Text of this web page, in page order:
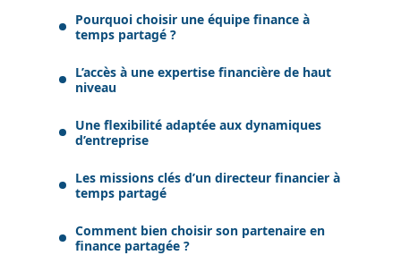
Pourquoi choisir une équipe finance à
temps partagé ?
L’accès à une expertise financière de haut
niveau
Une flexibilité adaptée aux dynamiques
d’entreprise
Les missions clés d’un directeur financier à
temps partagé
Comment bien choisir son partenaire en
finance partagée ?